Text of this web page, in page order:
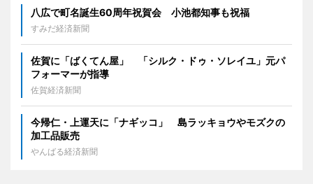
八広で町名誕生60周年祝賀会 小池都知事も祝福
すみだ経済新聞
佐賀に「ばくてん屋」 「シルク・ドゥ・ソレイユ」元パ
フォーマーが指導
佐賀経済新聞
今帰仁・上運天に「ナギッコ」 島ラッキョウやモズクの
加工品販売
やんばる経済新聞